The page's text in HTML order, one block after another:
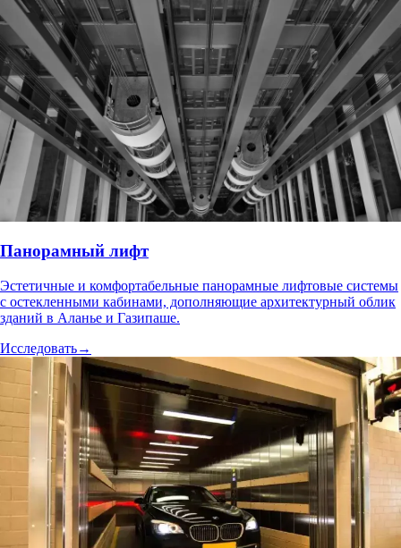
Панорамный лифт
Эстетичные и комфортабельные панорамные лифтовые системы
с остекленными кабинами, дополняющие архитектурный облик
зданий в Аланье и Газипаше.
Исследовать→